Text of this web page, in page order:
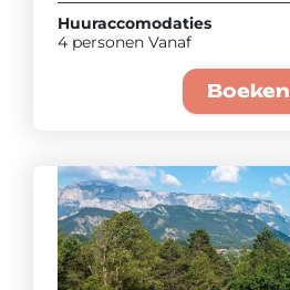
Huuraccomodaties
4 personen Vanaf
Boeken